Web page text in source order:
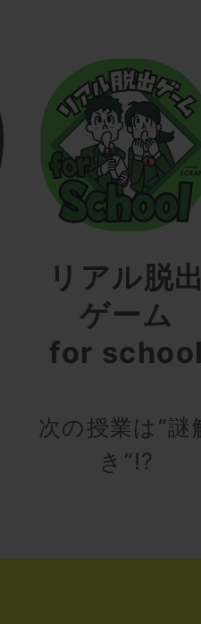
リアル脱
ゲーム
for
次の授業は“謎
き”!?